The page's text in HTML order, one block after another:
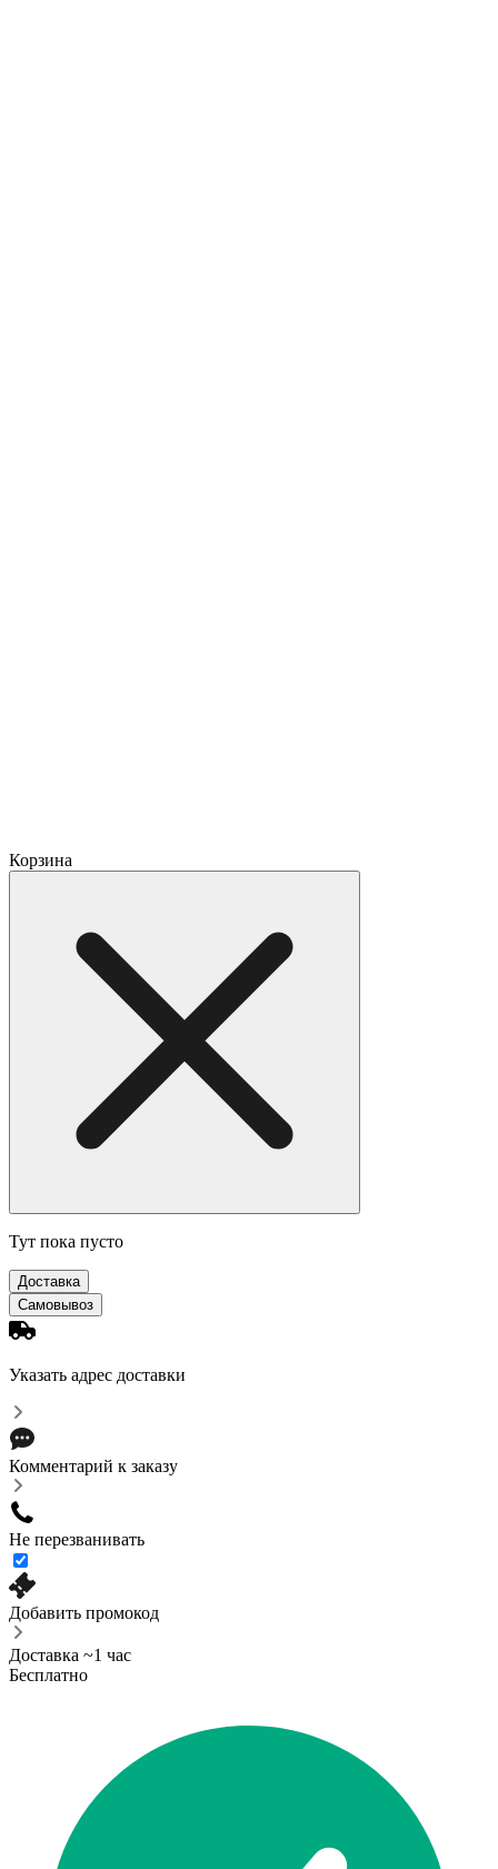
Корзина
Тут пока пусто
Доставка
Самовывоз
Указать адрес доставки
Комментарий к заказу
Не перезванивать
Добавить промокод
Доставка ~1 час
Бесплатно